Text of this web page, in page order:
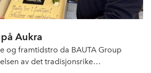
Aukra
og framtidstro da BAUTA Group
av det tradisjonsrike